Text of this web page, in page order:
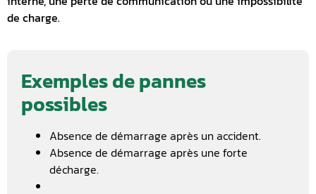
de charge.
Exemples de pannes
possibles
Absence de démarrage après un accident.
Absence de démarrage après une forte
décharge.